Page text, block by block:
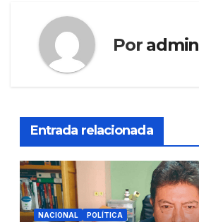
Por admin
Entrada relacionada
NACIONAL POLÍTICA